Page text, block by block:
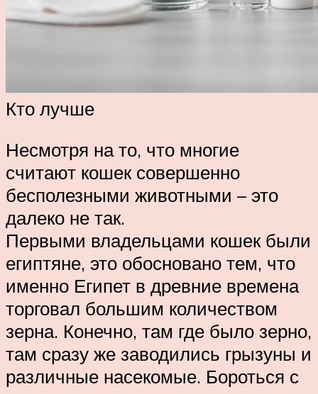
Кто лучше
Несмотря на то, что многие
считают кошек совершенно
бесполезными животными – это
далеко не так.
Первыми владельцами кошек были
египтяне, это обосновано тем, что
именно Египет в древние времена
торговал большим количеством
зерна. Конечно, там где было зерно,
там сразу же заводились грызуны и
различные насекомые. Бороться с